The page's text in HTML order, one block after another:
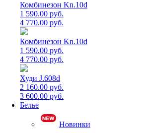
Комбинезон Kn.10d
1 590.00 руб.
4 770.00 руб.
Комбинезон Kn.10d
1 590.00 руб.
4 770.00 руб.
Худи J.608d
2 160.00 руб.
3 600.00 руб.
Белье
Новинки